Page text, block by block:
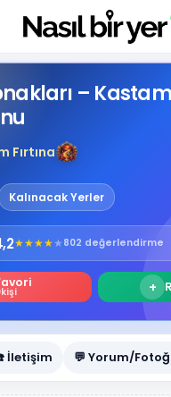
–
Fırtına
Kalınacak Yerler
★★★★★ 802 değerlendirme
kişi +
İletişim 💬 Yorum/